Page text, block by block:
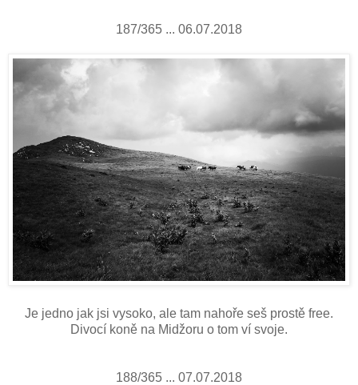
187/365 ... 06.07.2018
Je jedno jak jsi vysoko, ale tam nahoře seš prostě free.
Divocí koně na Midžoru o tom ví svoje.
188/365 ... 07.07.2018